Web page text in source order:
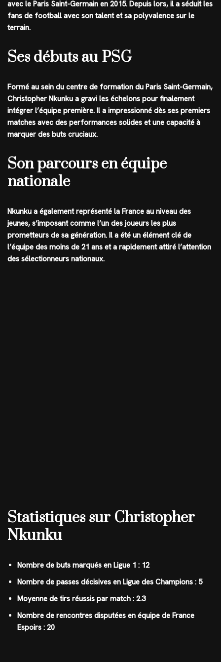
avec le Paris Saint-Germain en 2015. Depuis lors, il a séduit les
fans de football avec son talent et sa polyvalence sur le
terrain.
Ses débuts au PSG
Formé au sein du centre de formation du Paris Saint-Germain,
Christopher Nkunku a gravi les échelons pour finalement
intégrer l’équipe première. Il a impressionné dès ses premiers
matches avec des performances solides et une capacité à
marquer des buts cruciaux.
Son parcours en équipe
nationale
Nkunku a également représenté la France au niveau des
jeunes, s’imposant comme l’un des joueurs les plus
prometteurs de sa génération. Il a été un élément clé de
l’équipe des moins de 21 ans et a rapidement attiré l’attention
des sélectionneurs nationaux.
Statistiques sur Christopher
Nkunku
Nombre de buts marqués en Ligue 1 : 12
Nombre de passes décisives en Ligue des Champions : 5
Moyenne de tirs réussis par match : 2.3
Nombre de rencontres disputées en équipe de France
Espoirs : 20